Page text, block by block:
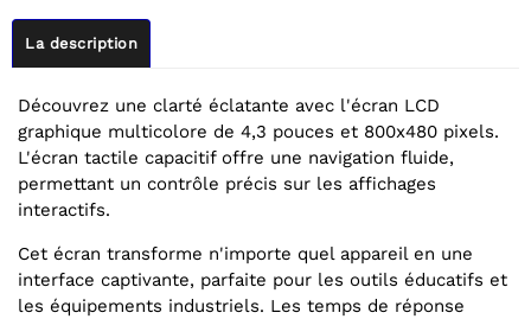
La description
Découvrez une clarté éclatante avec l'écran LCD
graphique multicolore de 4,3 pouces et 800x480 pixels.
L'écran tactile capacitif offre une navigation fluide,
permettant un contrôle précis sur les affichages
interactifs.
Cet écran transforme n'importe quel appareil en une
interface captivante, parfaite pour les outils éducatifs et
les équipements industriels. Les temps de réponse